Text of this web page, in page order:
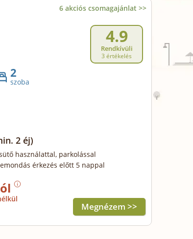
6 akciós csomagajánlat >>
4.9
Rendkívüli
3 értékelés
2
szoba
2 éj)
használattal, parkolással
érkezés előtt 5 nappal
Megnézem >>